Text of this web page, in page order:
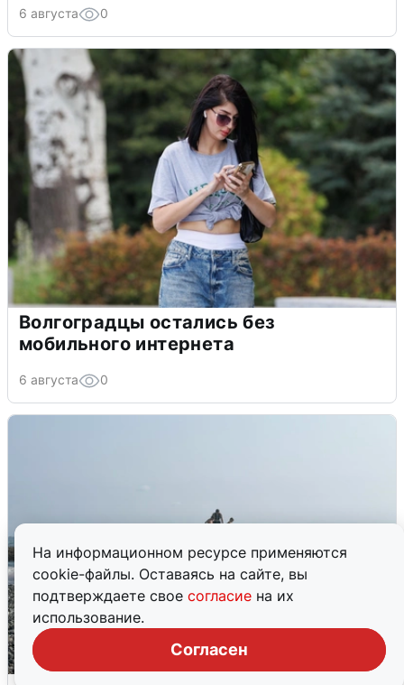
На информационном ресурсе применяются
cookie-файлы. Оставаясь на сайте, вы
подтверждаете свое согласие на их
использование.
Согласен
6 августа 0
Волгоградцы остались без
мобильного интернета
6 августа 0